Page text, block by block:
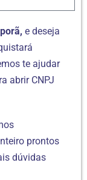
e deseja
te ajudar
abrir CNPJ
prontos
dúvidas